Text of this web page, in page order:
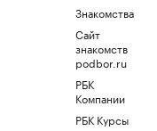
Знакомства
Сайт
знакомств
podbor.ru
РБК
Компании
РБК Курсы